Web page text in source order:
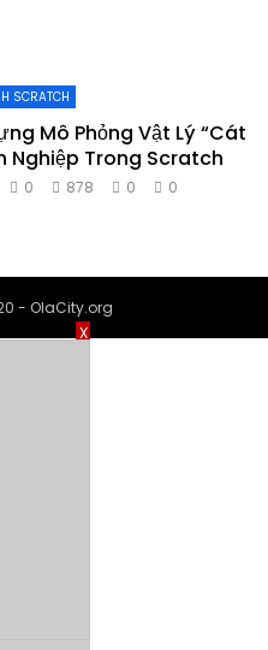
SCRATCH
Mô Phỏng Vật Lý “Cát
Nghiệp Trong Scratch
0 878 0 0
- OlaCity.org
X